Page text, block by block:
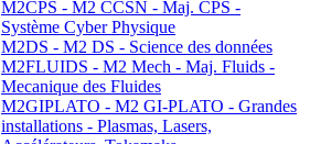
M2CPS - M2 CCSN - Maj. CPS -
Système Cyber Physique
M2DS - M2 DS - Science des données
M2FLUIDS - M2 Mech - Maj. Fluids -
Mecanique des Fluides
M2GIPLATO - M2 GI-PLATO - Grandes
installations - Plasmas, Lasers,